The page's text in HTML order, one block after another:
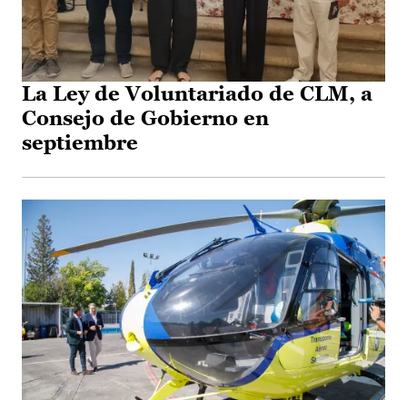
La Ley de Voluntariado de CLM, a
Consejo de Gobierno en
septiembre